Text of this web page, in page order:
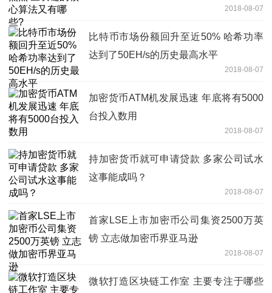
2018-08-07
比特币市场份额回升至近50% 哈希功率
达到了50EH/s的历史最高水平
2018-08-07
加密货币ATM机发展迅速 年底将有5000
台投入数用
2018-08-07
持加密货币就可申请贷款 多家公司试水
这事能成吗？
2018-08-07
首家LSE上市加密币公司集资2500万英
镑 立志做加密币界亚马逊
2018-08-07
微软打造区块链工作室 主要专注于哪些